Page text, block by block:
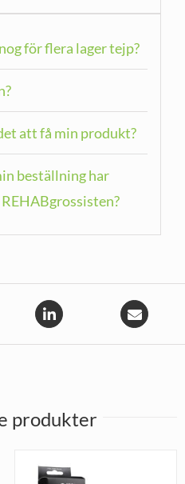
för flera lager tejp?
att få min produkt?
beställning har
produkter